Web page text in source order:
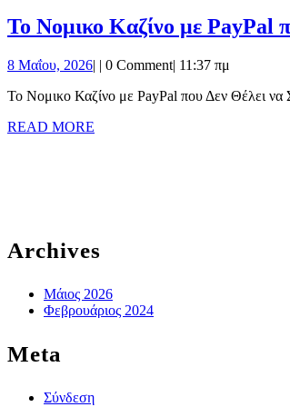
Το Νομικο Καζίνο με PayPal
8 Μαΐου, 20268
2026
| | 0 Comment| 11:37 πμ
Το Νομικο Καζίνο με PayPal που Δεν Θέλει να
READ MORE
Archives
Μάιος 2026
Φεβρουάριος 2024
Meta
Σύνδεση